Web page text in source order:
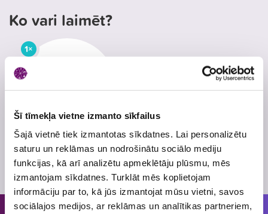
Šī tīmekļa vietne izmanto sīkfailus
Šajā vietnē tiek izmantotas sīkdatnes. Lai personalizētu
saturu un reklāmas un nodrošinātu sociālo mediju
funkcijas, kā arī analizētu apmeklētāju plūsmu, mēs
izmantojam sīkdatnes. Turklāt mēs koplietojam
informāciju par to, kā jūs izmantojat mūsu vietni, savos
sociālajos medijos, ar reklāmas un analītikas partneriem,
Ko vari laimēt?
1×
Kalnu velosipēds
Esperia MTB
HARDTAILALU 26’